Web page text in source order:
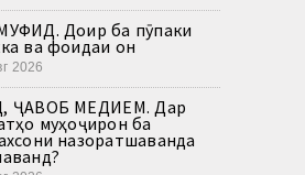
Доир ба пӯпаки
ва фоидаи он
2026
ҶАВОБ МЕДИҲЕМ. Дар
муҳоҷирон ба
назоратшаванда